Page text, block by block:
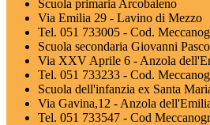
Scuola primaria Arcobaleno
Via Emilia 29 - Lavino di Mezzo
Tel. 051 733005 - Cod.
Scuola secondaria Giovanni
Via XXV Aprile 6 - Anzola
Tel. 051 733233 - Cod.
Scuola dell'infanzia ex Santa
Via Gavina,12 - Anzola
Tel. 051 733547 - Cod